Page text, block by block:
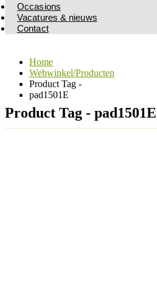
Occasions
Vacatures & nieuws
Contact
Home
Webwinkel/Producten
Product Tag -
pad1501E
Product Tag - pad1501E